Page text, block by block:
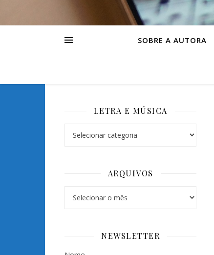
SOBRE A AUTORA
LETRA E MÚSICA
ARQUIVOS
NEWSLETTER